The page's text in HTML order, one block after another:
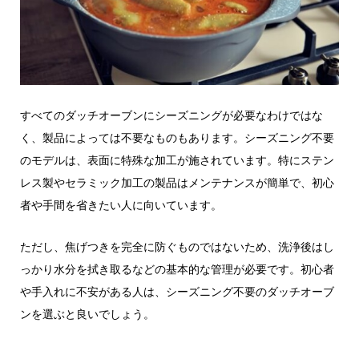
すべてのダッチオーブンにシーズニングが必要なわけではな
く、製品によっては不要なものもあります。シーズニング不要
のモデルは、表面に特殊な加工が施されています。特にステン
レス製やセラミック加工の製品はメンテナンスが簡単で、初心
者や手間を省きたい人に向いています。
ただし、焦げつきを完全に防ぐものではないため、洗浄後はし
っかり水分を拭き取るなどの基本的な管理が必要です。初心者
や手入れに不安がある人は、シーズニング不要のダッチオーブ
ンを選ぶと良いでしょう。